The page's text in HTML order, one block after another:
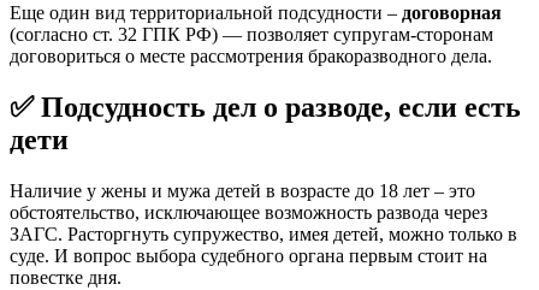
Еще один вид территориальной подсудности – договорная
(согласно ст. 32 ГПК РФ) — позволяет супругам-сторонам
договориться о месте рассмотрения бракоразводного дела.
✅ Подсудность дел о разводе, если есть
дети
Наличие у жены и мужа детей в возрасте до 18 лет – это
обстоятельство, исключающее возможность развода через
ЗАГС. Расторгнуть супружество, имея детей, можно только в
суде. И вопрос выбора судебного органа первым стоит на
повестке дня.